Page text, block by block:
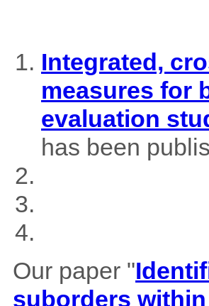
Integrated,
measures for
evaluation
has been
Our paper "
suborders